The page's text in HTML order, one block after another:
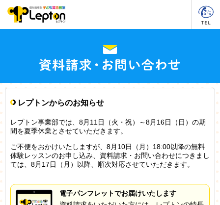
レプトンからのお知らせ
レプトン事業部では、8月11日（火・祝）～8月16日（日）の期
間を夏季休業とさせていただきます。
ご不便をおかけいたしますが、8月10日（月）18:00以降の無料
体験レッスンのお申し込み、資料請求・お問い合わせにつきまし
ては、8月17日（月）以降、順次対応させていただきます。
電子パンフレットでお届けいたします